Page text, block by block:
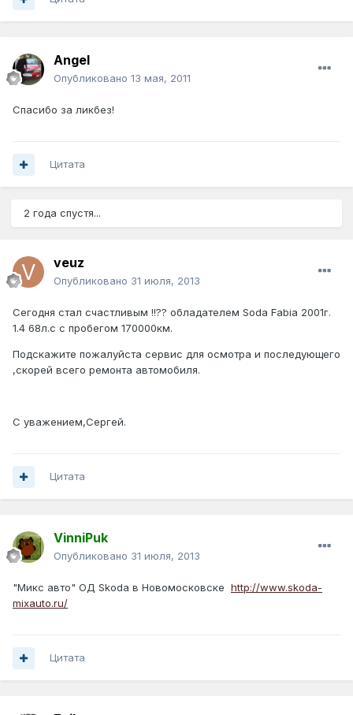
Angel
Опубликовано 13 мая, 2011
Спасибо за ликбез!
Цитата
2 года спустя...
veuz
Опубликовано 31 июля, 2013
Сегодня стал счастливым !!?? обладателем Soda Fabia 2001г.
1.4 68л.с с пробегом 170000км.
Подскажите пожалуйста сервис для осмотра и последующего
,скорей всего ремонта автомобиля.
С уважением,Сергей.
Цитата
VinniPuk
Опубликовано 31 июля, 2013
"Микс авто" ОД Skoda в Новомосковске http://www.skoda-
mixauto.ru/
Цитата